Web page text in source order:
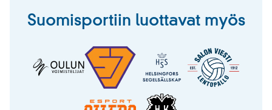
Suomisportiin luottavat myös